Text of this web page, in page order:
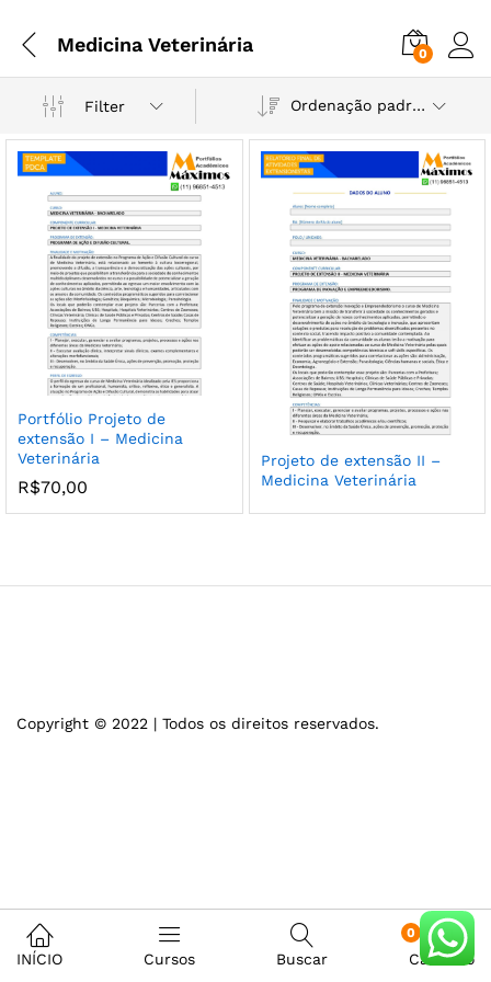
Medicina Veterinária 0
Filter Ordenação padrão
Portfólio Projeto de
extensão I – Medicina
Veterinária
R$70,00
Projeto de extensão II –
Medicina Veterinária
Copyright © 2022 | Todos os direitos reservados.
INÍCIO Cursos Buscar
0
Carrinho